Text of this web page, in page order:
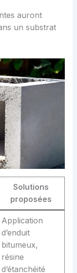
auront
un substrat
Solutions
proposées
Application
d’enduit
bitumeux,
résine
d’étanchéité